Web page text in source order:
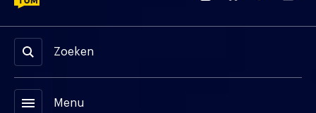
Zoeken
menu Menu